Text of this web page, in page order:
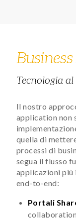
Tecnologia
Il nostro
application non
quella di
processi di
segua il flusso
applicazioni
end-to-end:
Portali
collaboration